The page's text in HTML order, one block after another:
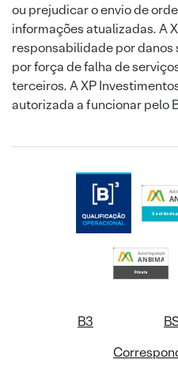
ou prejudicar o envio de
informações atualizadas. A
responsabilidade por
por força de falha de
terceiros. A XP
autorizada a funcionar pelo
B3